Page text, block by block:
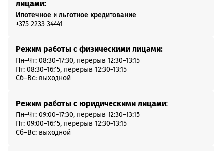
лицами:
Ипотечное и льготное кредитование
+375 2233 34441
Режим работы с физическими лицами:
Пн–Чт: 08:30–17:30, перерыв 12:30–13:15
Пт: 08:30–16:15, перерыв 12:30–13:15
Сб–Вс: выходной
Режим работы с юридическими лицами:
Пн–Чт: 09:00–17:30, перерыв 12:30–13:15
Пт: 09:00–16:15, перерыв 12:30–13:15
Сб–Вс: выходной